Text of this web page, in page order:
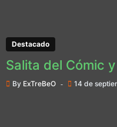
Destacado
Salita del Cómic
By ExTreBeO 14 de